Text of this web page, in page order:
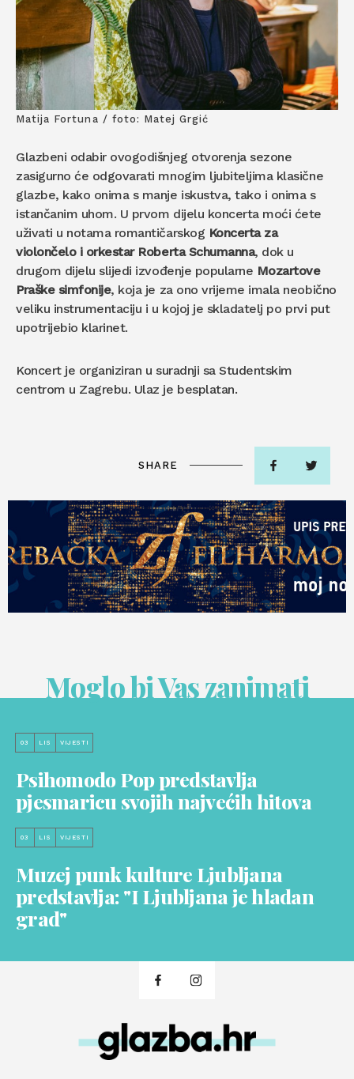
Matija Fortuna / foto: Matej Grgić
Glazbeni odabir ovogodišnjeg otvorenja sezone
zasigurno će odgovarati mnogim ljubiteljima klasične
glazbe, kako onima s manje iskustva, tako i onima s
istančanim uhom. U prvom dijelu koncerta moći ćete
uživati u notama romantičarskog Koncerta za
violončelo i orkestar Roberta Schumanna, dok u
drugom dijelu slijedi izvođenje popularne Mozartove
Praške simfonije, koja je za ono vrijeme imala neobično
veliku instrumentaciju i u kojoj je skladatelj po prvi put
upotrijebio klarinet.
Koncert je organiziran u suradnji sa Studentskim
centrom u Zagrebu. Ulaz je besplatan.
SHARE
Moglo bi Vas zanimati
03 LIS VIJESTI
Psihomodo Pop predstavlja
pjesmaricu svojih najvećih hitova
03 LIS VIJESTI
Muzej punk kulture Ljubljana
predstavlja: "I Ljubljana je hladan
grad"